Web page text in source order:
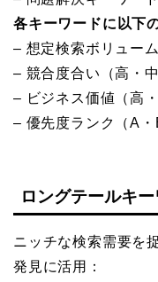
各キーワードに以下
– 想定検索ボリュー
– 競合度合い（高・中
– ビジネス価値（高・
– 優先度ランク（A・
ロングテールキ
ニッチな検索需要を
発見に活用：